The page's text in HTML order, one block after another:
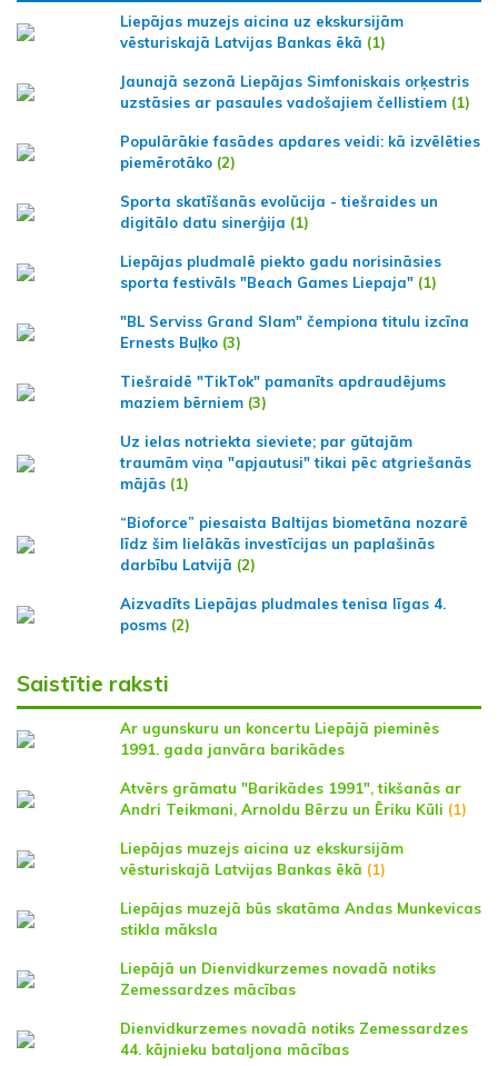
Liepājas muzejs aicina uz ekskursijām
vēsturiskajā Latvijas Bankas ēkā (1)
Jaunajā sezonā Liepājas Simfoniskais orķestris
uzstāsies ar pasaules vadošajiem čellistiem (1)
Populārākie fasādes apdares veidi: kā izvēlēties
piemērotāko (2)
Sporta skatīšanās evolūcija - tiešraides un
digitālo datu sinerģija (1)
Liepājas pludmalē piekto gadu norisināsies
sporta festivāls "Beach Games Liepaja" (1)
"BL Serviss Grand Slam" čempiona titulu izcīna
Ernests Buļko (3)
Tiešraidē "TikTok" pamanīts apdraudējums
maziem bērniem (3)
Uz ielas notriekta sieviete; par gūtajām
traumām viņa "apjautusi" tikai pēc atgriešanās
mājās (1)
“Bioforce” piesaista Baltijas biometāna nozarē
līdz šim lielākās investīcijas un paplašinās
darbību Latvijā (2)
Aizvadīts Liepājas pludmales tenisa līgas 4.
posms (2)
Saistītie raksti
Ar ugunskuru un koncertu Liepājā pieminēs
1991. gada janvāra barikādes
Atvērs grāmatu "Barikādes 1991", tikšanās ar
Andri Teikmani, Arnoldu Bērzu un Ēriku Kūli (1)
Liepājas muzejs aicina uz ekskursijām
vēsturiskajā Latvijas Bankas ēkā (1)
Liepājas muzejā būs skatāma Andas Munkevicas
stikla māksla
Liepājā un Dienvidkurzemes novadā notiks
Zemessardzes mācības
Dienvidkurzemes novadā notiks Zemessardzes
44. kājnieku bataljona mācības